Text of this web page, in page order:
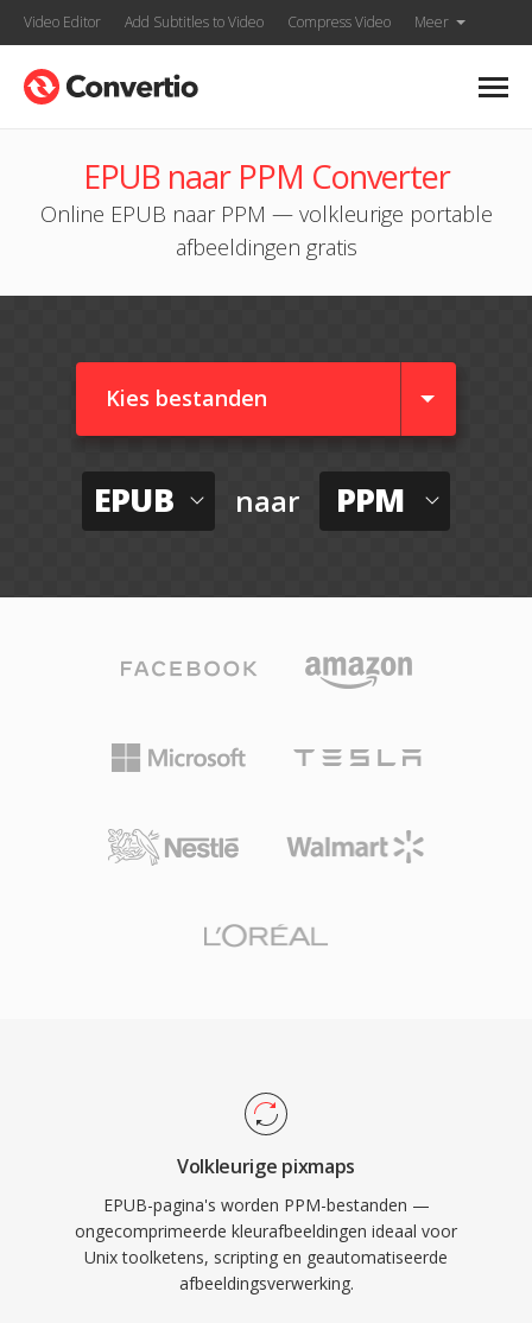
Video Editor Add Subtitles to Video Compress Video Meer
EPUB naar PPM Converter
Online EPUB naar PPM — volkleurige portable
afbeeldingen gratis
Kies bestanden
EPUB naar PPM
Volkleurige pixmaps
EPUB-pagina's worden PPM-bestanden —
ongecomprimeerde kleurafbeeldingen ideaal voor
Unix toolketens, scripting en geautomatiseerde
afbeeldingsverwerking.